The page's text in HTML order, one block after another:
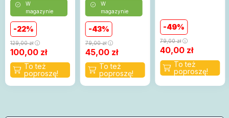
W
magazynie
22
129,00zł
100,00 zł
(Aktywacja
online)
W
magazynie
43
79,00zł
45,00zł
49
79,00zł
40,00 zł